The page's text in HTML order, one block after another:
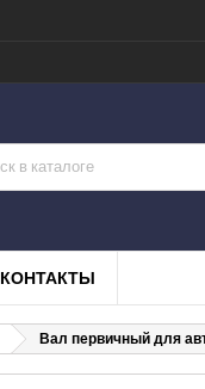
КОНТАКТЫ
Вал первичный для